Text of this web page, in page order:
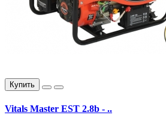
Купить
Vitals Master EST 2.8b - ..